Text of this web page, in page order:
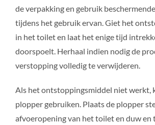
de verpakking en gebruik
tijdens het gebruik ervan. Giet het
in het toilet en laat het enige tijd
doorspoelt. Herhaal indien nodig de
verstopping volledig te verwijderen.
Als het ontstoppingsmiddel niet werkt,
plopper gebruiken. Plaats de plopper
afvoeropening van het toilet en duw en